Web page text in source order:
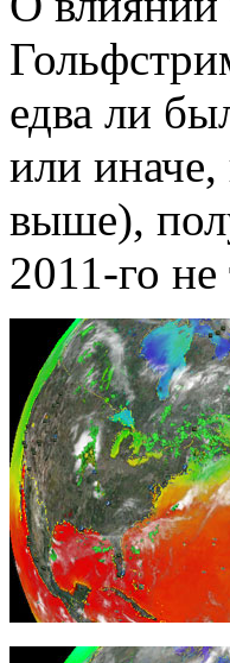
едва ли
или иначе,
выше),
2011-го